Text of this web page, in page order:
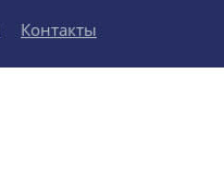
Контакты